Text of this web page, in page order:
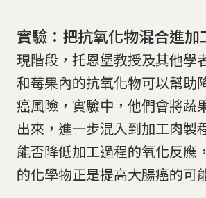
實驗：把抗氧化物混合進加
現階段，托恩堡教授及其他學
和莓果內的抗氧化物可以幫助
癌風險，實驗中，他們會將蔬
出來，進一步混入到加工肉製
能否降低加工過程的氧化反應
的化學物正是提高大腸癌的可